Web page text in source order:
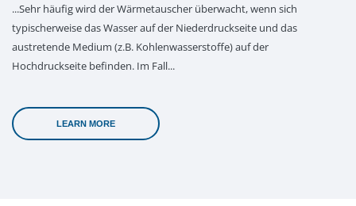
...Sehr häufig wird der Wärmetauscher überwacht, wenn sich
typischerweise das Wasser auf der Niederdruckseite und das
austretende Medium (z.B. Kohlenwasserstoffe) auf der
Hochdruckseite befinden. Im Fall...
LEARN MORE